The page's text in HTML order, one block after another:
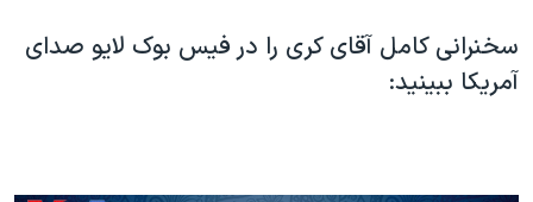
سخنرانی کامل آقای کری را در فیس بوک لایو صدای
آمریکا ببینید: